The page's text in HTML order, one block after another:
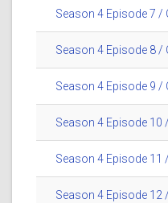
Season 4 Episode 7 /
Season 4 Episode 8 /
Season 4 Episode 9 /
Season 4 Episode 10
Season 4 Episode 11
Season 4 Episode 12